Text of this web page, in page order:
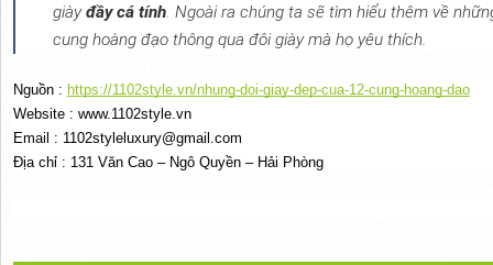
giàyđầy cá tính. Ngoài ra chúng ta sẽ tìm hiểu thêm về
cung hoàng đạo thông qua đôi giày mà họ yêu thích.
Nguồn : https://1102style.vn/nhung-doi-giay-dep-cua-12-cung-hoang-dao
Website : www.1102style.vn
Email : 1102styleluxury@gmail.com
Địa chỉ : 131 Văn Cao – Ngô Quyền – Hải Phòng